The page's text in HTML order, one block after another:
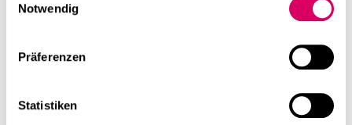
Notwendig
Präferenzen
Statistiken